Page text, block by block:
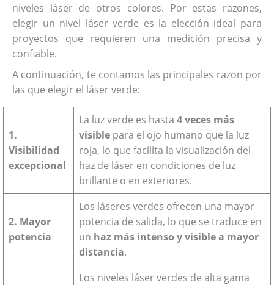
niveles láser de otros colores. Por estas razones,
elegir un nivel láser verde es la elección ideal para
proyectos que requieren una medición precisa y
confiable.
A continuación, te contamos las principales razon por
las que elegir el láser verde:
1.
Visibilidad
excepcional
La luz verde es hasta 4 veces más
visible para el ojo humano que la luz
roja, lo que facilita la visualización del
haz de láser en condiciones de luz
brillante o en exteriores.
2. Mayor
potencia
Los láseres verdes ofrecen una mayor
potencia de salida, lo que se traduce en
un haz más intenso y visible a mayor
distancia.
Los niveles láser verdes de alta gama